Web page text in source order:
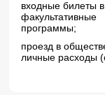
входные билеты
программы;
проезд в
личные расходы